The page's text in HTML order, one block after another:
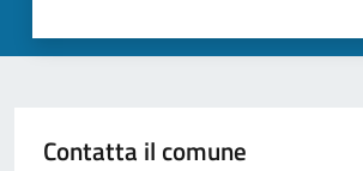
Contatta il comune